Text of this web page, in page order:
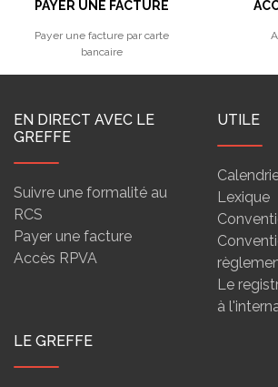
PAYER UNE FACTURE
Payer une facture par carte
bancaire
EN DIRECT AVEC LE
GREFFE
Suivre une formalité au
RCS
Payer une facture
Accès RPVA
UTILE
Lexique
Le
à
LE GREFFE